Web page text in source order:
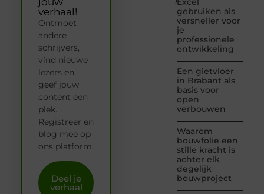
gebruiken als
versneller voor
je
professionele
ontwikkeling
Een gietvloer
in Brabant als
basis voor
open
verbouwen
Waarom
bouwfolie een
stille kracht is
achter elk
degelijk
bouwproject
verhaal!
Ontmoet
andere
schrijvers,
vind nieuwe
lezers en
geef jouw
content een
plek.
Registreer en
blog mee op
ons platform.
Deel je
verhaal